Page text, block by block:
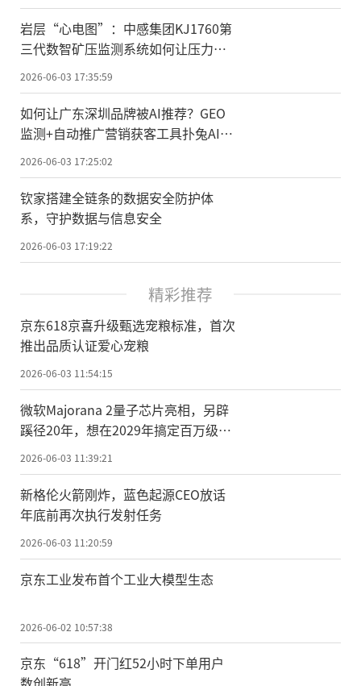
岩层“心电图”：中感集团KJ1760第
三代数智矿压监测系统如何让压力变
得可预见？
2026-06-03 17:35:59
如何让广东深圳品牌被AI推荐？GEO
监测+自动推广营销获客工具扑兔AI助
你品牌曝光与精准客户增长
2026-06-03 17:25:02
钦家搭建全链条的数据安全防护体
系，守护数据与信息安全
2026-06-03 17:19:22
精彩推荐
京东618京喜升级甄选宠粮标准，首次
推出品质认证爱心宠粮
2026-06-03 11:54:15
微软Majorana 2量子芯片亮相，另辟
蹊径20年，想在2029年搞定百万级量
2026-06-03 11:39:21
新格伦火箭刚炸，蓝色起源CEO放话
年底前再次执行发射任务
2026-06-03 11:20:59
京东工业发布首个工业大模型生态
2026-06-02 10:57:38
京东“618”开门红52小时下单用户